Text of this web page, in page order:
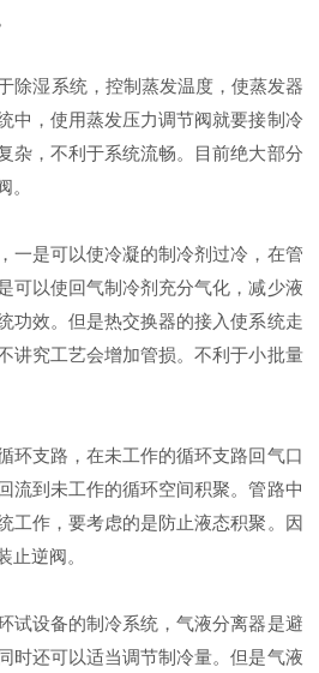
除湿系统，控制蒸发温度，使蒸发器
中，使用蒸发压力调节阀就要接制冷
杂，不利于系统流畅。目前绝大部分
。
是可以使冷凝的制冷剂过冷，在管
可以使回气制冷剂充分气化，减少液
功效。但是热交换器的接入使系统走
讲究工艺会增加管损。不利于小批量
支路，在未工作的循环支路回气口
流到未工作的循环空间积聚。管路中
工作，要考虑的是防止液态积聚。因
止逆阀。
设备的制冷系统，气液分离器是避
时还可以适当调节制冷量。但是气液